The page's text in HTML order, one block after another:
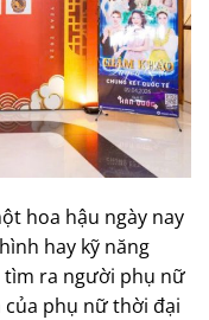
hoa hậu ngày nay
hay kỹ năng
ra người phụ nữ
của phụ nữ thời đại